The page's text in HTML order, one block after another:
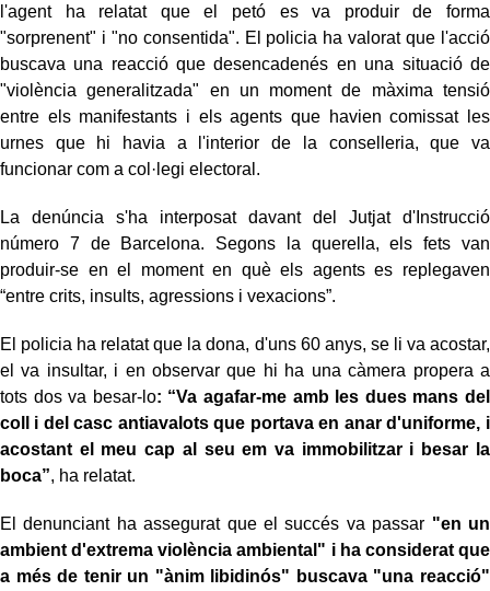
l'agent ha relatat que el petó es va produir de forma
"sorprenent" i "no consentida". El policia ha valorat que l'acció
buscava una reacció que desencadenés en una situació de
"violència generalitzada" en un moment de màxima tensió
entre els manifestants i els agents que havien comissat les
urnes que hi havia a l'interior de la conselleria, que va
funcionar com a col·legi electoral.
La denúncia s'ha interposat davant del Jutjat d'Instrucció
número 7 de Barcelona. Segons la querella, els fets van
produir-se en el moment en què els agents es replegaven
“entre crits, insults, agressions i vexacions”.
El policia ha relatat que la dona, d'uns 60 anys, se li va acostar,
el va insultar, i en observar que hi ha una càmera propera a
tots dos va besar-lo: “Va agafar-me amb les dues mans del
coll i del casc antiavalots que portava en anar d'uniforme, i
acostant el meu cap al seu em va immobilitzar i besar la
boca”, ha relatat.
El denunciant ha assegurat que el succés va passar "en un
ambient d'extrema violència ambiental" i ha considerat que
a més de tenir un "ànim libidinós" buscava "una reacció"